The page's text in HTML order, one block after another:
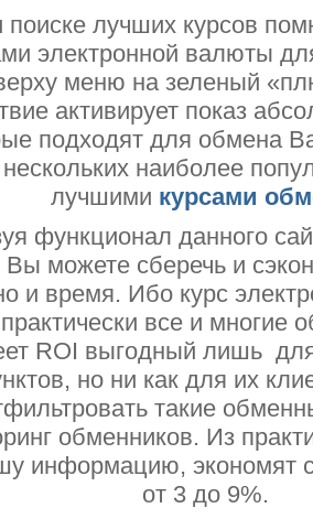
лучших курсов
электронной валюты
меню на зеленый
активирует показ
подходят для обмена
нескольких наиболее
лучшими курсами
функционал данного
Вы можете сберечь и
и время. Ибо курс
все и многие
ROI выгодный лишь
но ни как для их
такие
обменников. Из
информацию, экономят
от 3 до 9%.